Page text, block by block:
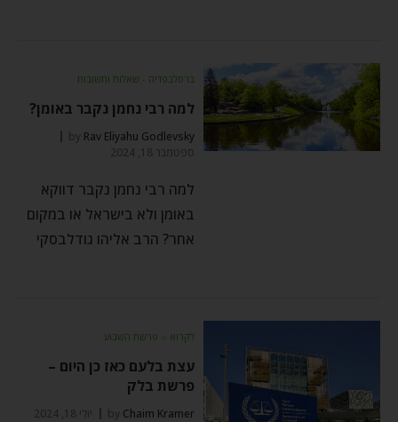
ברסלבפדיה - שאלות ותשובות
למה רבי נחמן נקבר באומן?
by Rav Eliyahu Godlevsky
ספטמבר 18, 2024
למה רבי נחמן נקבר דווקא
באומן ולא בישראל או במקום
אחר? הרב אליהו גודלבסקי
לקרוא ⬦ פרשת השבוע
עצת בלעם כאז כן היום –
פרשת בלק
by Chaim Kramer יולי 18, 2024